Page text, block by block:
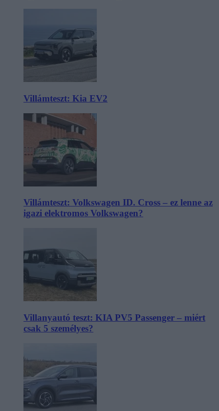
Villámteszt: Kia EV2
Villámteszt: Volkswagen ID. Cross – ez lenne az
igazi elektromos Volkswagen?
Villanyautó teszt: KIA PV5 Passenger – miért
csak 5 személyes?